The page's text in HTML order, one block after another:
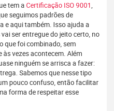
tem a Certificação ISO 9001,
seguimos padrões de
e aqui também. Isso ajuda a
ser entregue do jeito certo, no
que foi combinado, sem
vezes acontecem. Além
ninguém se arrisca a fazer:
Sabemos que nesse tipo
pouco confuso, então facilitar
forma de respeitar esse